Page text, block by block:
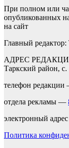
При полном или
опубликованных
на сайт
Главный
АДРЕС РЕДАКЦИИ:
Таркский район, с.
телефон
отдела рекламы —
электронный
Политика